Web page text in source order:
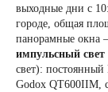
выходные дни с
городе, общая
панорамные окна
импульсный свет
свет):
Godox QT600IIM,